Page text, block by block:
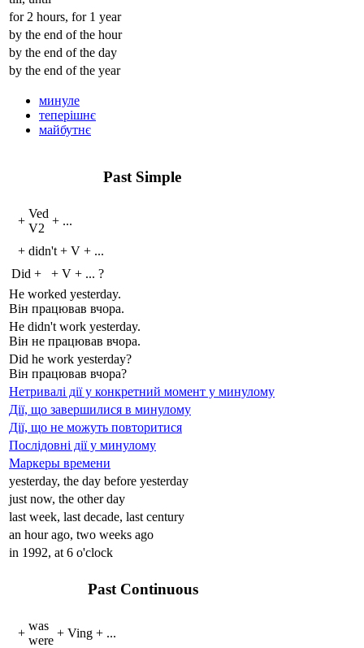
for 2 hours, for 1 year
by the end of the hour
by the end of the day
by the end of the year
минуле
теперішнє
майбутнє
Past Simple
+
Ved
V2
+ ...
+ didn't + V + ...
Did + + V + ... ?
He worked yesterday.
Він працював вчора.
He didn't work yesterday.
Він не працював вчора.
Did he work yesterday?
Він працював вчора?
Нетривалі дії у конкретний момент у минулому
Дії, що завершилися в минулому
Дії, що не можуть повторитися
Послідовні дії у минулому
Маркеры времени
yesterday, the day before yesterday
just now, the other day
last week, last decade, last century
an hour ago, two weeks ago
in 1992, at 6 o'clock
Past Continuous
+
was
were
+ Ving + ...